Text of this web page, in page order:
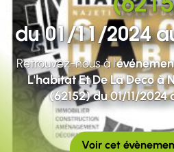
du 01/11/2024
Retrouvez-nous à l'
L'habitat Et De La Deco à
(62152) du 01/11/2024
Voir cet